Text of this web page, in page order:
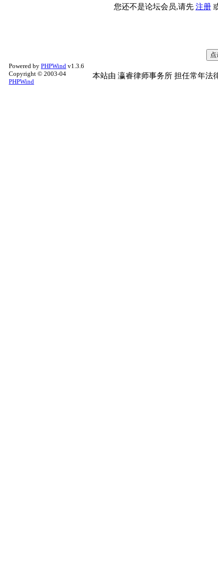
您还不是论坛会员,请先 注册
Powered by PHPWind v1.3.6
Copyright © 2003-04
PHPWind
本站由 瀛睿律师事务所 担任常年法